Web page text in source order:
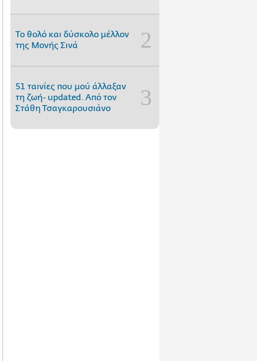
Το θολό και δύσκολο μέλλον
της Μονής Σινά
51 ταινίες που μού άλλαξαν
τη ζωή- updated. Aπό τον
Στάθη Τσαγκαρουσιάνο